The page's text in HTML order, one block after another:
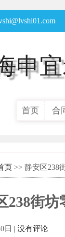
申
首页 合
页 >> 静安区238
238街
日 | 没有评论